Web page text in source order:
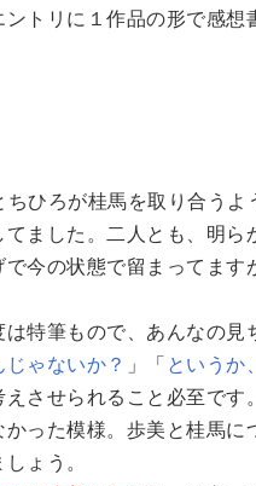
トリに１作品の形で感想
ひろが桂馬を取り合うよ
ました。二人とも、明ら
で今の状態で留まってます
特筆もので、あんなの見
ゃないか？ 」「 というか
えさせられること必至です
った模様。歩美と桂馬に
ょう。